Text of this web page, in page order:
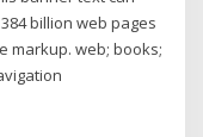
billion web pages
markup. web; books;